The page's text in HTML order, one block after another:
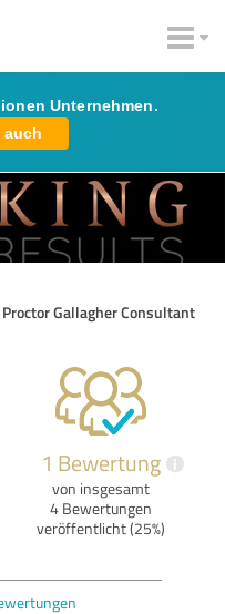
Unternehmen.
auch
Gallagher Consultant
1 Bewertung i
von insgesamt
4 Bewertungen
veröffentlicht (25%)